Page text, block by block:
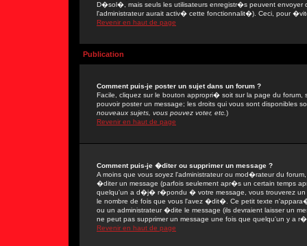
D�sol�, mais seuls les utilisateurs enregistr�s peuvent
l'administrateur aurait activ� cette fonctionnalit�). Ceci, pour
Revenir en haut de page
Publication
Comment puis-je poster un sujet dans un forum ?
Facile, cliquez sur le bouton appropri� soit sur la page du
pouvoir poster un message; les droits qui vous sont disponibles
nouveaux sujets, vous pouvez voter, etc. )
Revenir en haut de page
Comment puis-je �diter ou supprimer un message ?
A moins que vous soyez l'administrateur ou mod�rateur du
�diter un message (parfois seulement apr�s un certain temps
quelqu'un a d�j� r�pondu � votre message, vous trouverez un
le nombre de fois que vous l'avez �dit�. Ce petit texte
ou un administrateur �dite le message (ils devraient laisser un
ne peut pas supprimer un message une fois que quelqu'un y a
Revenir en haut de page